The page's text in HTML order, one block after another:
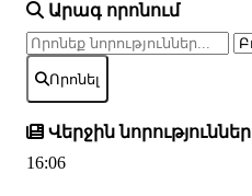
Արագ որոնում
Որոնել
Վերջին նորություններ
16:06